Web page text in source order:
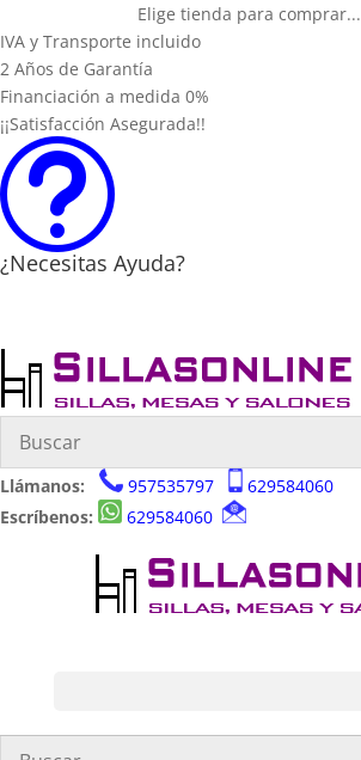
Elige tienda para comprar...
IVA y Transporte incluido
2 Años de Garantía
Financiación a medida 0%
¡¡Satisfacción Asegurada!!
t
¿Necesitas Ayuda?
Llámanos: 957535797
629584060
Escríbenos:
629584060